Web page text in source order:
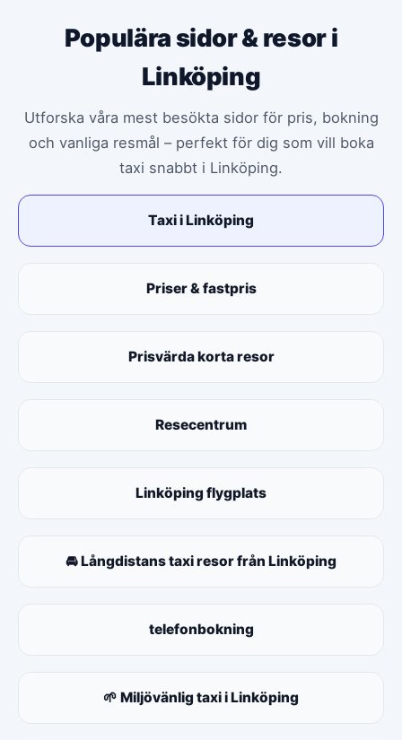
Populära sidor & resor i
Linköping
Utforska våra mest besökta sidor för pris, bokning
och vanliga resmål – perfekt för dig som vill boka
taxi snabbt i Linköping.
Taxi i Linköping
Priser & fastpris
Prisvärda korta resor
Resecentrum
Linköping flygplats
🚘 Långdistans taxi resor från Linköping
telefonbokning
🌱 Miljövänlig taxi i Linköping